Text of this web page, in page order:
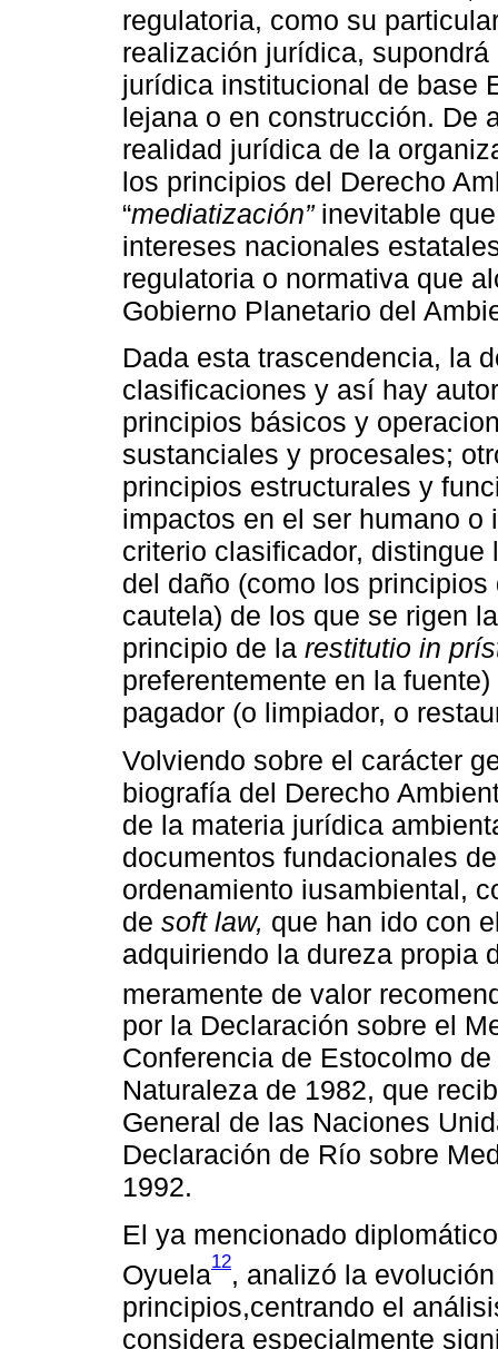
regulatoria, como su
realización jurídica,
jurídica institucional de base
lejana o en construcción. De
realidad jurídica de la
los principios del Derecho
“mediatización”inevitable
intereses nacionales
regulatoria o normativa que
Gobierno Planetario del
Dada esta trascendencia, la
clasificaciones y así hay
principios básicos y
sustanciales y procesales;
principios estructurales y
impactos en el ser humano
criterio clasificador,
del daño (como los
cautela) de los que se rigen
principio de la restitutio in
preferentemente en la
pagador (o limpiador, o
Volviendo sobre el carácter
biografía del Derecho
de la materia jurídica
documentos fundacionales
ordenamiento iusambiental,
de soft law, que han ido con
adquiriendo la dureza propia
meramente de valor
por la Declaración sobre el
Conferencia de Estocolmo
Naturaleza de 1982, que
General de las Naciones
Declaración de Río sobre
1992.
El ya mencionado
Oyuela12, analizó la
principios,centrando el
considera especialmente